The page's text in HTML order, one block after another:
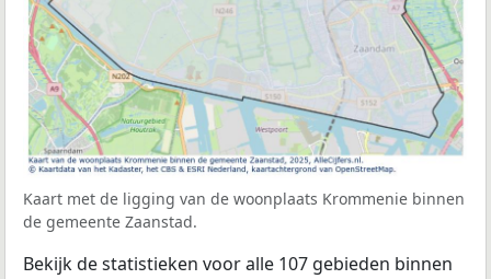
Kaart met de ligging van de woonplaats Krommenie binnen
de gemeente Zaanstad.
Bekijk de statistieken voor alle 107 gebieden binnen